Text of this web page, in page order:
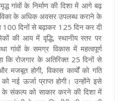
गांवों के निर्माण की दिशा में आगे बढ़
के अधिक अवसर उपलब्ध कराने के
100 दिनों से बढ़ाकर 125 दिन कर दी
की आय में वृद्धि, स्थानीय स्तर पर
गांवों के समग्र विकास में महत्वपूर्ण
कि रोजगार के अतिरिक्त 25 दिनों से
मजबूत होगी, विकास कार्यों को गति
नई ऊर्जा प्राप्त होगी। उन्होंने इसे
के संकल्प को साकार करने की दिशा में